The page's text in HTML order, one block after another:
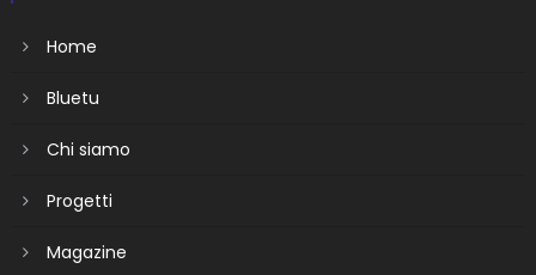
Home
Bluetu
Chi siamo
Progetti
Magazine